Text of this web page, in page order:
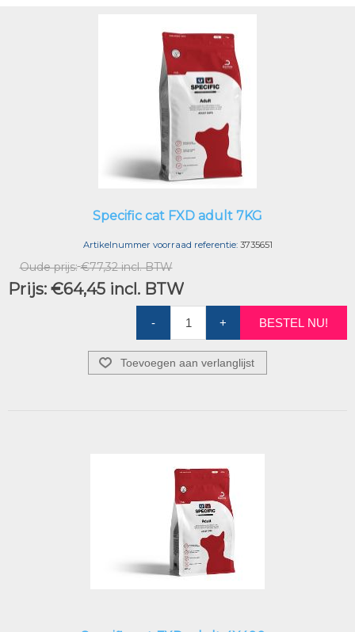
Specific cat FXD adult 7KG
Artikelnummer voorraad referentie: 3735651
Oude prijs: €77,32 incl. BTW
Prijs: €64,45 incl. BTW
- + BESTEL NU!
Toevoegen aan verlanglijst